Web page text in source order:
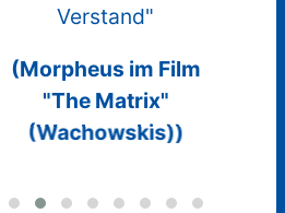
Verstand"
(Morpheus im Film
"The Matrix"
(Wachowskis))